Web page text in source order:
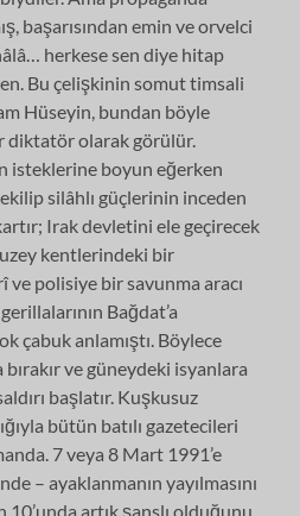
başarısından emin ve orvelci
herkese sen diye hitap
Bu çelişkinin somut timsali
Hüseyin, bundan böyle
diktatör olarak görülür.
isteklerine boyun eğerken
silâhlı güçlerinin inceden
Irak devletini ele geçirecek
kentlerindeki bir
ve polisiye bir savunma aracı
Bağdat’a
çabuk anlamıştı. Böylece
ve güneydeki isyanlara
başlatır. Kuşkusuz
bütün batılı gazetecileri
7 veya 8 Mart 1991’e
– ayaklanmanın yayılmasını
10’unda artık şanslı olduğunu